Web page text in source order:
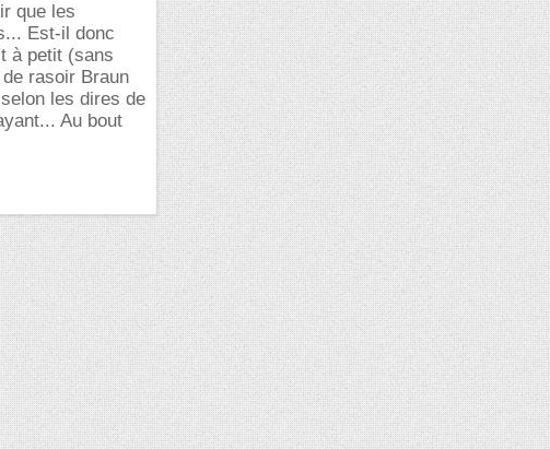
que les
Est-il donc
à petit (sans
rasoir Braun
les dires de
Au bout